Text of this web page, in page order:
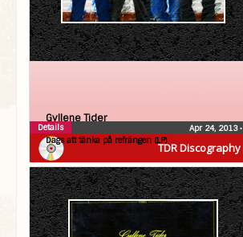
TDR Discography
Gyllene Tider
Dags att tänka på refrängen (LP)
Apr 24, 2013•
Details